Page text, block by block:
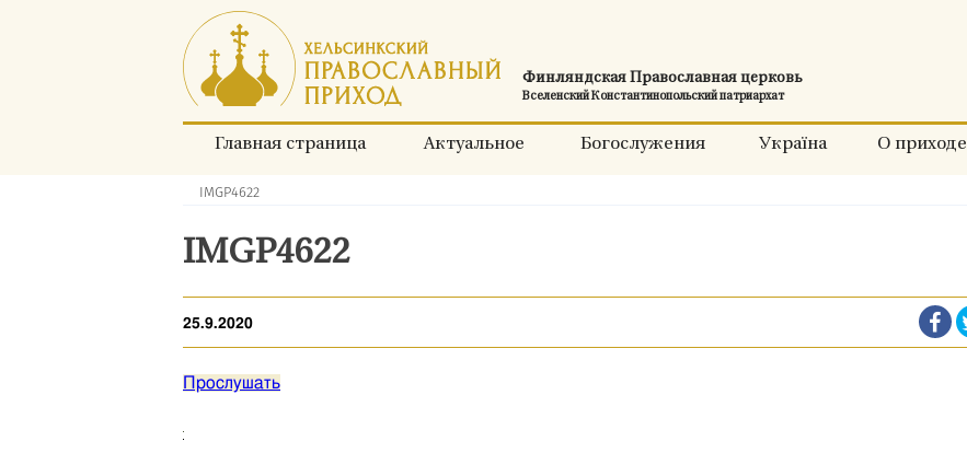
Перейти
к
содержимому
Финляндская Православная церковь
Вселенский Константинопольский патриархат
Главная страница Актуальное Богослужения Україна О приходе
Хлебные
IMGP4622
IMGP4622
25.9.2020
Прослушать